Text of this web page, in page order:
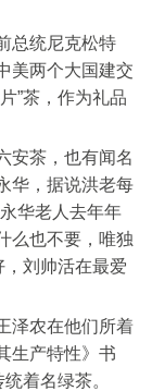
总统尼克松特
美两个大国建交
”茶，作为礼品
安茶，也有闻名
华，据说洪老每
华老人去年年
么也不要，唯独
，刘帅活在最爱
泽农在他们所着
生产特性》书
着名绿茶。